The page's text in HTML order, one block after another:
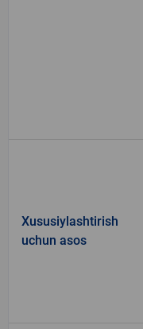
Xususiylashtirish
uchun asos